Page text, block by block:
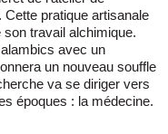
pratique artisanale
son travail alchimique.
avec un
un nouveau souffle
va se diriger vers
époques : la médecine.